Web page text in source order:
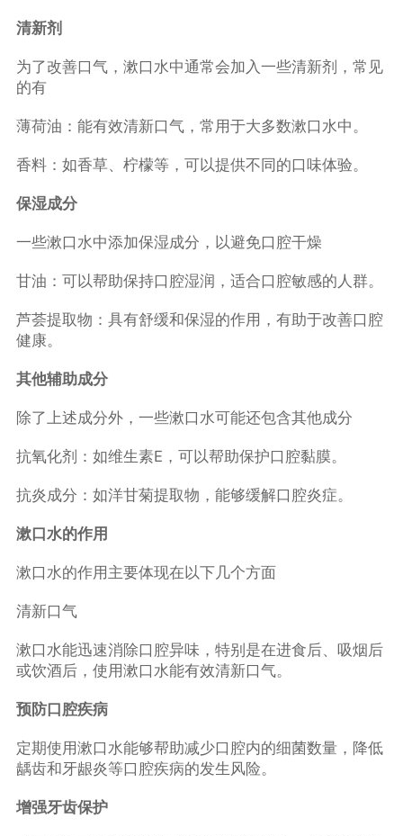
清新剂
为了改善口气，漱口水中通常会加入一些清新剂，常见
的有
薄荷油：能有效清新口气，常用于大多数漱口水中。
香料：如香草、柠檬等，可以提供不同的口味体验。
保湿成分
一些漱口水中添加保湿成分，以避免口腔干燥
甘油：可以帮助保持口腔湿润，适合口腔敏感的人群。
芦荟提取物：具有舒缓和保湿的作用，有助于改善口腔
健康。
其他辅助成分
除了上述成分外，一些漱口水可能还包含其他成分
抗氧化剂：如维生素E，可以帮助保护口腔黏膜。
抗炎成分：如洋甘菊提取物，能够缓解口腔炎症。
漱口水的作用
漱口水的作用主要体现在以下几个方面
清新口气
漱口水能迅速消除口腔异味，特别是在进食后、吸烟后
或饮酒后，使用漱口水能有效清新口气。
预防口腔疾病
定期使用漱口水能够帮助减少口腔内的细菌数量，降低
龋齿和牙龈炎等口腔疾病的发生风险。
增强牙齿保护